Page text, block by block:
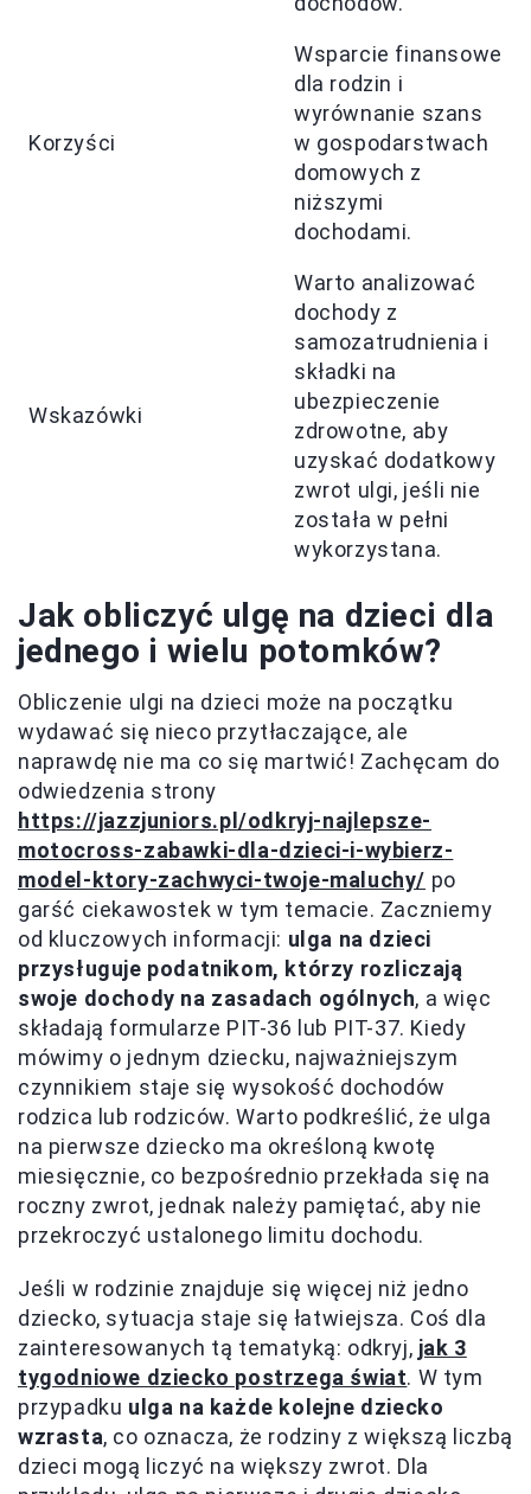
Korzyści
Wsparcie finansowe
dla rodzin i
wyrównanie szans
w gospodarstwach
domowych z
niższymi
dochodami.
Wskazówki
Warto analizować
dochody z
samozatrudnienia i
składki na
ubezpieczenie
zdrowotne, aby
uzyskać dodatkowy
zwrot ulgi, jeśli nie
została w pełni
wykorzystana.
Jak obliczyć ulgę na dzieci dla
jednego i wielu potomków?
Obliczenie ulgi na dzieci może na początku
wydawać się nieco przytłaczające, ale
naprawdę nie ma co się martwić! Zachęcam do
odwiedzenia strony
https://jazzjuniors.pl/odkryj-najlepsze-
motocross-zabawki-dla-dzieci-i-wybierz-
model-ktory-zachwyci-twoje-maluchy/ po
garść ciekawostek w tym temacie. Zaczniemy
od kluczowych informacji: ulga na dzieci
przysługuje podatnikom, którzy rozliczają
swoje dochody na zasadach ogólnych, a więc
składają formularze PIT-36 lub PIT-37. Kiedy
mówimy o jednym dziecku, najważniejszym
czynnikiem staje się wysokość dochodów
rodzica lub rodziców. Warto podkreślić, że ulga
na pierwsze dziecko ma określoną kwotę
miesięcznie, co bezpośrednio przekłada się na
roczny zwrot, jednak należy pamiętać, aby nie
przekroczyć ustalonego limitu dochodu.
Jeśli w rodzinie znajduje się więcej niż jedno
dziecko, sytuacja staje się łatwiejsza. Coś dla
zainteresowanych tą tematyką: odkryj, jak 3
tygodniowe dziecko postrzega świat. W tym
przypadku ulga na każde kolejne dziecko
wzrasta, co oznacza, że rodziny z większą liczbą
dzieci mogą liczyć na większy zwrot. Dla